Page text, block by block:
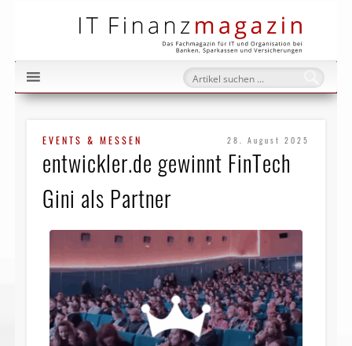
EVENTS & MESSEN 28. August 2025
entwickler.de gewinnt FinTech
Gini als Partner